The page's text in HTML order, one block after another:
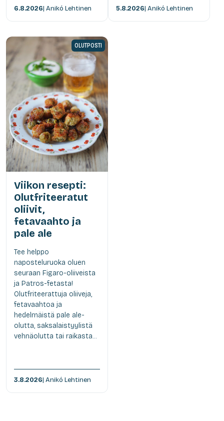
6.8.2026| Anikó Lehtinen 5.8.2026| Anikó Lehtinen
OLUTPOSTI
Viikon resepti:
Olutfriteeratut
oliivit,
fetavaahto ja
pale ale
Tee helppo
naposteluruoka oluen
seuraan Figaro-oliiveista
ja Patros-fetasta!
Olutfriteerattuja oliiveja,
fetavaahtoa ja
hedelmäistä pale ale-
olutta, saksalaistyylistä
vehnäolutta tai raikasta...
3.8.2026| Anikó Lehtinen